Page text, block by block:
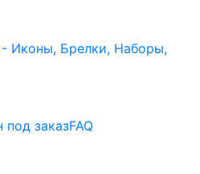
под заказFAQ